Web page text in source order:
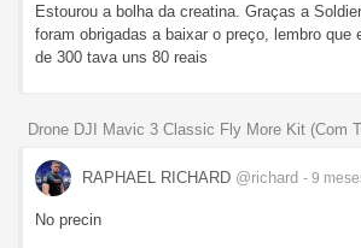
Estourou a bolha da creatina. Graças a
foram obrigadas a baixar o preço, lembro que
de 300 tava uns 80 reais
Drone DJI Mavic 3 Classic Fly More Kit (Com
RAPHAEL RICHARD @richard - 9
No precin